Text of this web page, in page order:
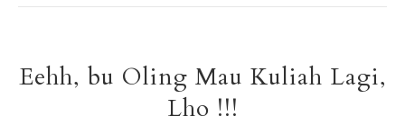
Eehh, bu Oling Mau Kuliah Lagi,
Lho !!!